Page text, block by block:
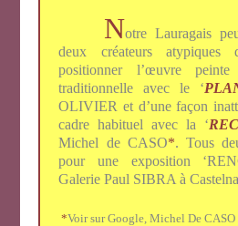
Notre Lauragais
deux créateurs atypiques
positionner l’œuvre
traditionnelle avec le ‘
OLIVIER et d’une façon
cadre habituel avec la ‘
Michel de CASO*. Tous
pour une exposition
Galerie Paul SIBRA à
*Voir sur Google, Michel De CASO